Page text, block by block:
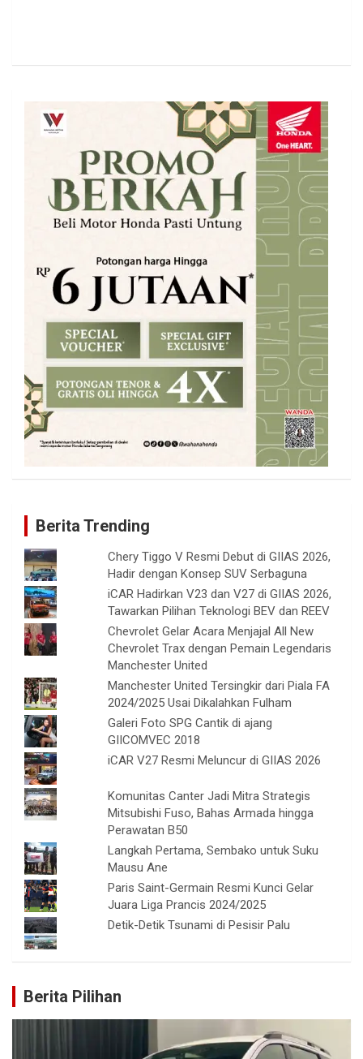
Berita Trending
Chery Tiggo V Resmi Debut di GIIAS 2026,
Hadir dengan Konsep SUV Serbaguna
iCAR Hadirkan V23 dan V27 di GIIAS 2026,
Tawarkan Pilihan Teknologi BEV dan REEV
Chevrolet Gelar Acara Menjajal All New
Chevrolet Trax dengan Pemain Legendaris
Manchester United
Manchester United Tersingkir dari Piala FA
2024/2025 Usai Dikalahkan Fulham
Galeri Foto SPG Cantik di ajang
GIICOMVEC 2018
iCAR V27 Resmi Meluncur di GIIAS 2026
Komunitas Canter Jadi Mitra Strategis
Mitsubishi Fuso, Bahas Armada hingga
Perawatan B50
Langkah Pertama, Sembako untuk Suku
Mausu Ane
Paris Saint-Germain Resmi Kunci Gelar
Juara Liga Prancis 2024/2025
Detik-Detik Tsunami di Pesisir Palu
Berita Pilihan